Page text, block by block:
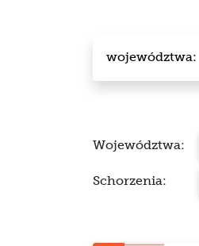
województwa:
Województwa:
Schorzenia: